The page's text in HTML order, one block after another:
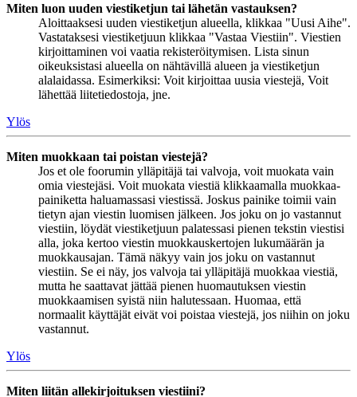
Miten luon uuden viestiketjun tai lähetän vastauksen?
Aloittaaksesi uuden viestiketjun alueella, klikkaa "Uusi Aihe".
Vastataksesi viestiketjuun klikkaa "Vastaa Viestiin". Viestien
kirjoittaminen voi vaatia rekisteröitymisen. Lista sinun
oikeuksistasi alueella on nähtävillä alueen ja viestiketjun
alalaidassa. Esimerkiksi: Voit kirjoittaa uusia viestejä, Voit
lähettää liitetiedostoja, jne.
Ylös
Miten muokkaan tai poistan viestejä?
Jos et ole foorumin ylläpitäjä tai valvoja, voit muokata vain
omia viestejäsi. Voit muokata viestiä klikkaamalla muokkaa-
painiketta haluamassasi viestissä. Joskus painike toimii vain
tietyn ajan viestin luomisen jälkeen. Jos joku on jo vastannut
viestiin, löydät viestiketjuun palatessasi pienen tekstin viestisi
alla, joka kertoo viestin muokkauskertojen lukumäärän ja
muokkausajan. Tämä näkyy vain jos joku on vastannut
viestiin. Se ei näy, jos valvoja tai ylläpitäjä muokkaa viestiä,
mutta he saattavat jättää pienen huomautuksen viestin
muokkaamisen syistä niin halutessaan. Huomaa, että
normaalit käyttäjät eivät voi poistaa viestejä, jos niihin on joku
vastannut.
Ylös
Miten liitän allekirjoituksen viestiini?